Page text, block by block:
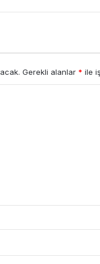
Gerekli alanlar * ile